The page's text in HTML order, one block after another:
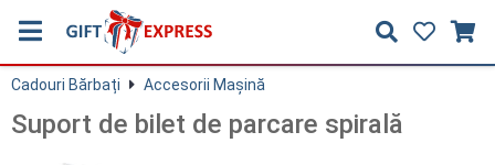
Cadouri Bărbați Accesorii Maşină
Suport de bilet de parcare spirală